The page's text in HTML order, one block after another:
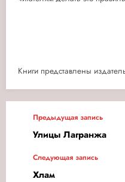
Книги представлены
Предыдущая запись
Улицы Лагранжа
Следующая запись
Хлам